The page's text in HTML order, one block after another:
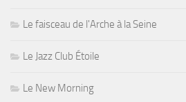
Le faisceau de l'Arche à la Seine
Le Jazz Club Étoile
Le New Morning